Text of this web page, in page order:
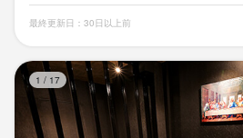
最終更新日：30日以上前
1 / 17